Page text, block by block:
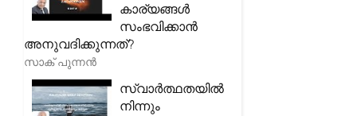
കാര്യങ്ങൾ
സംഭവിക്കാൻ
അനുവദിക്കുന്നത്?
സാക് പുന്നൻ
സ്വാർത്ഥതയിൽ
നിന്നും